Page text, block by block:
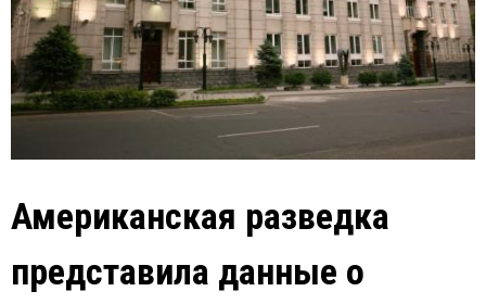
Американская разведка
представила данные о